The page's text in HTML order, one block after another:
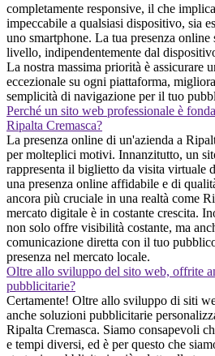
completamente responsive, il che
impeccabile a qualsiasi dispositivo, sia
uno smartphone. La tua presenza online
livello, indipendentemente dal
La nostra massima priorità è assicurare
eccezionale su ogni piattaforma,
semplicità di navigazione per il tuo
Perché un sito web professionale è
Ripalta Cremasca?
La presenza online di un'azienda a
per molteplici motivi. Innanzitutto, un
rappresenta il biglietto da visita virtuale
una presenza online affidabile e di
ancora più cruciale in una realtà come
mercato digitale è in costante crescita.
non solo offre visibilità costante, ma
comunicazione diretta con il tuo
presenza nel mercato locale.
Oltre allo sviluppo del sito web, offrite
pubblicitarie?
Certamente! Oltre allo sviluppo di siti
anche soluzioni pubblicitarie
Ripalta Cremasca. Siamo consapevoli
e tempi diversi, ed è per questo che